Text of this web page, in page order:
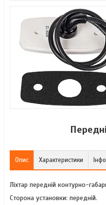
Опис Характеристики
Ліхтар передній контурно-
Сторона установки: передній.